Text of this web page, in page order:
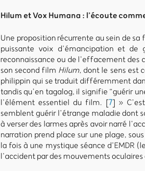
Hilum et Vox Humana : l’écoute
Une proposition récurrente au sein de
puissante voix d’émancipation et
reconnaissance ou de l’effacement
son second film Hilum, dont le sens est
philippin qui se traduit différemment
tandis qu’en tagalog, il signifie “guérir
l’élément essentiel du film. [7] »
semblent guérir l’étrange maladie dont
à verser des larmes après avoir narré
narration prend place sur une plage,
la fois à une mystique séance d’EMDR
l’accident par des mouvements